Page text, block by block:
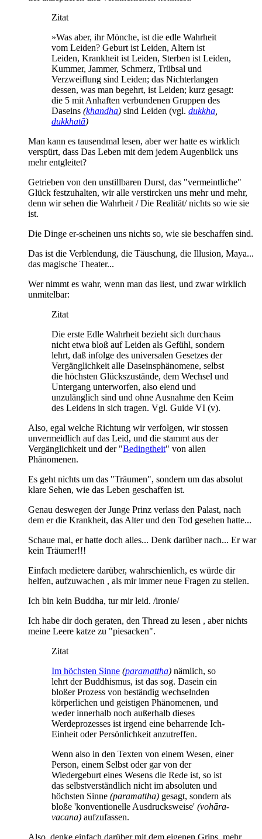
Zitat
»Was aber, ihr Mönche, ist die edle Wahrheit
vom Leiden? Geburt ist Leiden, Altern ist
Leiden, Krankheit ist Leiden, Sterben ist Leiden,
Kummer, Jammer, Schmerz, Trübsal und
Verzweiflung sind Leiden; das Nichterlangen
dessen, was man begehrt, ist Leiden; kurz gesagt:
die 5 mit Anhaften verbundenen Gruppen des
Daseins (khandha) sind Leiden (vgl. dukkha
dukkhatā)
Man kann es tausendmal lesen, aber wer hatte es wirklich
verspürt, dass Das Leben mit dem jedem Augenblick uns
mehr entgleitet?
Getrieben von den unstillbaren Durst, das "vermeintliche"
Glück festzuhalten, wir alle verstircken uns mehr und mehr,
denn wir sehen die Wahrheit / Die Realität/ nichts so wie sie
ist.
Die Dinge er-scheinen uns nichts so, wie sie beschaffen sind.
Das ist die Verblendung, die Täuschung, die Illusion, Maya...
das magische Theater...
Wer nimmt es wahr, wenn man das liest, und zwar wirklich
unmitelbar:
Zitat
Die erste Edle Wahrheit bezieht sich durchaus
nicht etwa bloß auf Leiden als Gefühl, sondern
lehrt, daß infolge des universalen Gesetzes der
Vergänglichkeit alle Daseinsphänomene, selbst
die höchsten Glückszustände, dem Wechsel und
Untergang unterworfen, also elend und
unzulänglich sind und ohne Ausnahme den Keim
des Leidens in sich tragen. Vgl. Guide VI (v).
Also, egal welche Richtung wir verfolgen, wir stossen
unvermeidlich auf das Leid, und die stammt aus der
Vergänglichkeit und der "Bedingtheit" von allen
Phänomenen.
Es geht nichts um das "Träumen", sondern um das absolut
klare Sehen, wie das Leben geschaffen ist.
Genau deswegen der Junge Prinz verlass den Palast, nach
dem er die Krankheit, das Alter und den Tod gesehen hatte...
Schaue mal, er hatte doch alles... Denk darüber nach... Er war
kein Träumer!!!
Einfach medietere darüber, wahrschienlich, es würde dir
helfen, aufzuwachen , als mir immer neue Fragen zu stellen.
Ich bin kein Buddha, tur mir leid. /ironie/
Ich habe dir doch geraten, den Thread zu lesen , aber nichts
meine Leere katze zu "piesacken".
Zitat
Im höchsten Sinne (paramattha) nämlich, so
lehrt der Buddhismus, ist das sog. Dasein ein
bloßer Prozess von beständig wechselnden
körperlichen und geistigen Phänomenen, und
weder innerhalb noch außerhalb dieses
Werdeprozesses ist irgend eine beharrende Ich-
Einheit oder Persönlichkeit anzutreffen.
Wenn also in den Texten von einem Wesen, einer
Person, einem Selbst oder gar von der
Wiedergeburt eines Wesens die Rede ist, so ist
das selbstverständlich nicht im absoluten und
höchsten Sinne (paramattha) gesagt, sondern als
bloße 'konventionelle Ausdrucksweise' (vohāra-
vacana) aufzufassen.
Also, denke einfach darüber mit dem eigenen Grips, mehr